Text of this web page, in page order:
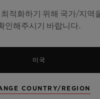
A-B-23-12-03809
적화하기 위해 국가/지역
인해주시기 바랍니다.
미국
COUNTRY/REGION